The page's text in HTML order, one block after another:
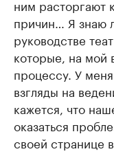
ним расторгают
причин… Я знаю
руководстве
которые, на мой
процессу. У
взгляды на
кажется, что
оказаться
своей странице